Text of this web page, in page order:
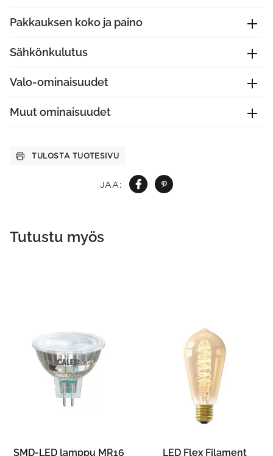
JAA:
Pakkauksen koko ja paino
Sähkönkulutus
Valo-ominaisuudet
Muut ominaisuudet
TULOSTA TUOTESIVU
Tutustu myös
SMD-LED lamppu MR16 LED Flex Filament